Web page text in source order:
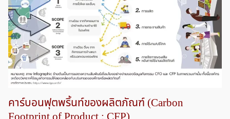
คาร์บอนฟุตพริ้นท์ของผลิตภัณฑ์ (Carbon